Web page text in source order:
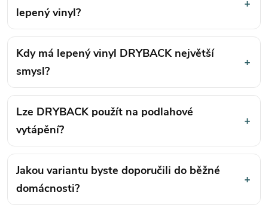
lepený vinyl?
+
Kdy má lepený vinyl DRYBACK největší
smysl?
+
Lze DRYBACK použít na podlahové
vytápění?
+
Jakou variantu byste doporučili do běžné
domácnosti?
+